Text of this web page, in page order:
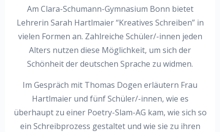
Am Clara-Schumann-Gymnasium Bonn bietet
Lehrerin Sarah Hartlmaier “Kreatives Schreiben” in
vielen Formen an. Zahlreiche Schüler/-innen jeden
Alters nutzen diese Möglichkeit, um sich der
Schönheit der deutschen Sprache zu widmen.
Im Gespräch mit Thomas Dogen erläutern Frau
Hartlmaier und fünf Schüler/-innen, wie es
überhaupt zu einer Poetry-Slam-AG kam, wie sich so
ein Schreibprozess gestaltet und wie sie zu ihren